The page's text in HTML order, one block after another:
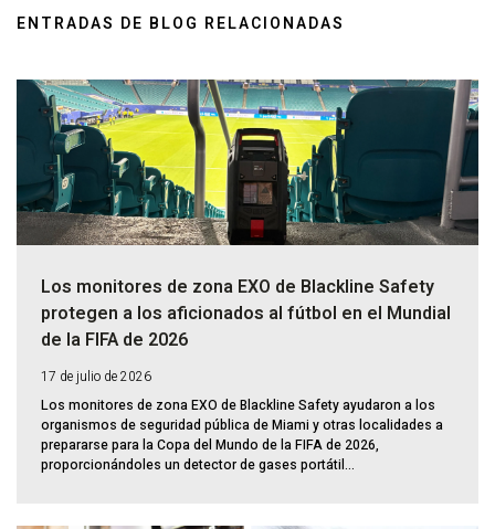
ENTRADAS DE BLOG RELACIONADAS
Los monitores de zona EXO de Blackline Safety
protegen a los aficionados al fútbol en el Mundial
de la FIFA de 2026
17 de julio de 2026
Los monitores de zona EXO de Blackline Safety ayudaron a los
organismos de seguridad pública de Miami y otras localidades a
prepararse para la Copa del Mundo de la FIFA de 2026,
proporcionándoles un detector de gases portátil...